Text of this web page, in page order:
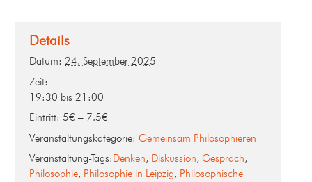
Details
Datum: 24. September 2025
Zeit:
19:30 bis 21:00
Eintritt: 5€ – 7.5€
Veranstaltungskategorie: Gemeinsam Philosophieren
Veranstaltung-Tags: Denken, Diskussion, Gespräch,
Philosophie, Philosophie in Leipzig, Philosophische